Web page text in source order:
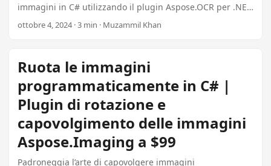
immagini in C# utilizzando il plugin Aspose.OCR per .NET
da $99. Forniamo una guida passo-passo con esempi di
libreria OCR C# per l’elaborazione delle immagini.
ottobre 4, 2024 · 3 min · Muzammil Khan
Ruota le immagini
programmaticamente in C# |
Plugin di rotazione e
capovolgimento delle immagini
Aspose.Imaging a $99
Padroneggia l’arte di capovolgere immagini